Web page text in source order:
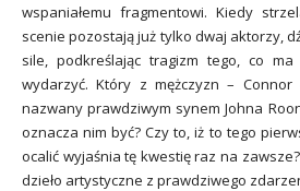
wspaniałemu fragmentowi. Kiedy
scenie pozostają już tylko dwaj aktorzy,
sile, podkreślając tragizm tego, co
wydarzyć. Który z mężczyzn – Connor
nazwany prawdziwym synem Johna
oznacza nim być? Czy to, iż to tego
ocalić wyjaśnia tę kwestię raz na
dzieło artystyczne z prawdziwego